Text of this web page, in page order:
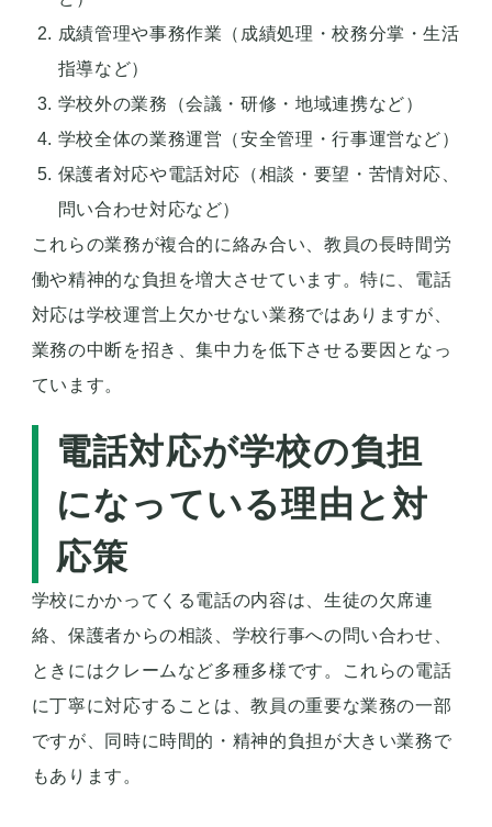
成績管理や事務作業（成績処理・校務分掌・生活
指導など）
学校外の業務（会議・研修・地域連携など）
学校全体の業務運営（安全管理・行事運営など）
保護者対応や電話対応（相談・要望・苦情対応、
問い合わせ対応など）
これらの業務が複合的に絡み合い、教員の長時間労
働や精神的な負担を増大させています。特に、電話
対応は学校運営上欠かせない業務ではありますが、
業務の中断を招き、集中力を低下させる要因となっ
ています。
電話対応が学校の負担
になっている理由と対
応策
学校にかかってくる電話の内容は、生徒の欠席連
絡、保護者からの相談、学校行事への問い合わせ、
ときにはクレームなど多種多様です。これらの電話
に丁寧に対応することは、教員の重要な業務の一部
ですが、同時に時間的・精神的負担が大きい業務で
もあります。